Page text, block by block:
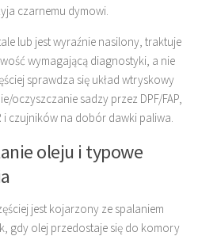
czarnemu dymowi.
lub jest wyraźnie nasilony, traktuje
wymagającą diagnostyki, a nie
sprawdza się układ wtryskowy
oczyszczanie sadzy przez DPF/FAP,
i czujników na dobór dawki paliwa.
oleju i typowe
jest kojarzony ze spalaniem
gdy olej przedostaje się do komory